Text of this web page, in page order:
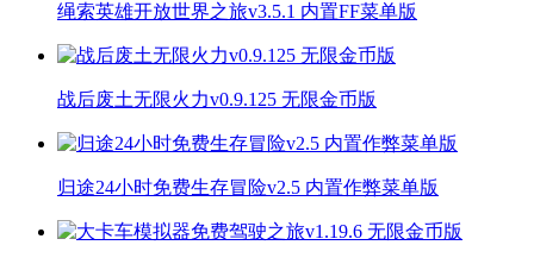
绳索英雄开放世界之旅v3.5.1 内置FF菜单版
战后废土无限火力v0.9.125 无限金币版
归途24小时免费生存冒险v2.5 内置作弊菜单版